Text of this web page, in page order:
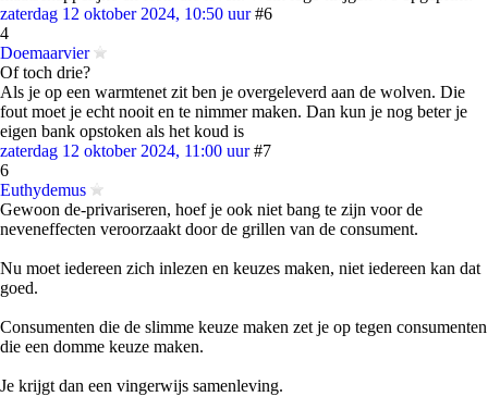
zaterdag 12 oktober 2024, 10:50 uur #6
4
Doemaarvier
Of toch drie?
Als je op een warmtenet zit ben je overgeleverd aan de wolven. Die
fout moet je echt nooit en te nimmer maken. Dan kun je nog beter je
eigen bank opstoken als het koud is
zaterdag 12 oktober 2024, 11:00 uur #7
6
Euthydemus
Gewoon de-privariseren, hoef je ook niet bang te zijn voor de
neveneffecten veroorzaakt door de grillen van de consument.
Nu moet iedereen zich inlezen en keuzes maken, niet iedereen kan dat
goed.
Consumenten die de slimme keuze maken zet je op tegen consumenten
die een domme keuze maken.
Je krijgt dan een vingerwijs samenleving.